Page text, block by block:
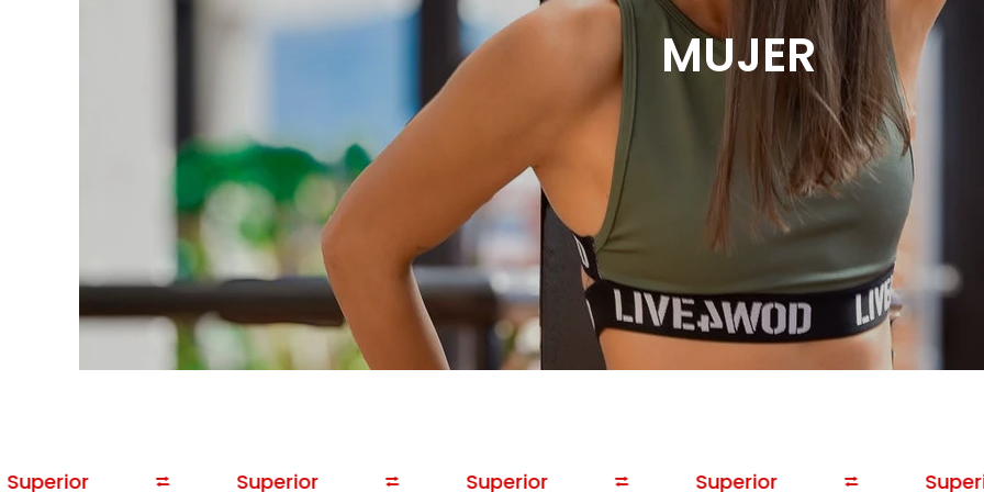
MUJER
Superior ⮂ Superior ⮂ Superior ⮂ Superior ⮂